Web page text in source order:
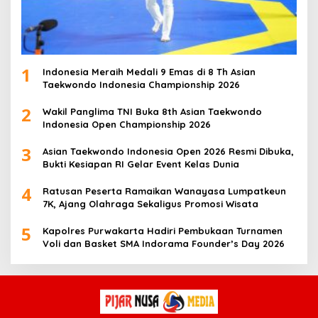
1
Indonesia Meraih Medali 9 Emas di 8 Th Asian
Taekwondo Indonesia Championship 2026
2
Wakil Panglima TNI Buka 8th Asian Taekwondo
Indonesia Open Championship 2026
3
Asian Taekwondo Indonesia Open 2026 Resmi Dibuka,
Bukti Kesiapan RI Gelar Event Kelas Dunia
4
Ratusan Peserta Ramaikan Wanayasa Lumpatkeun
7K, Ajang Olahraga Sekaligus Promosi Wisata
5
Kapolres Purwakarta Hadiri Pembukaan Turnamen
Voli dan Basket SMA Indorama Founder’s Day 2026